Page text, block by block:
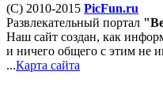
(С) 2010-2015 PicFun.ru
Развлекательный портал
Наш сайт создан, как
и ничего общего с этим не
...Карта сайта